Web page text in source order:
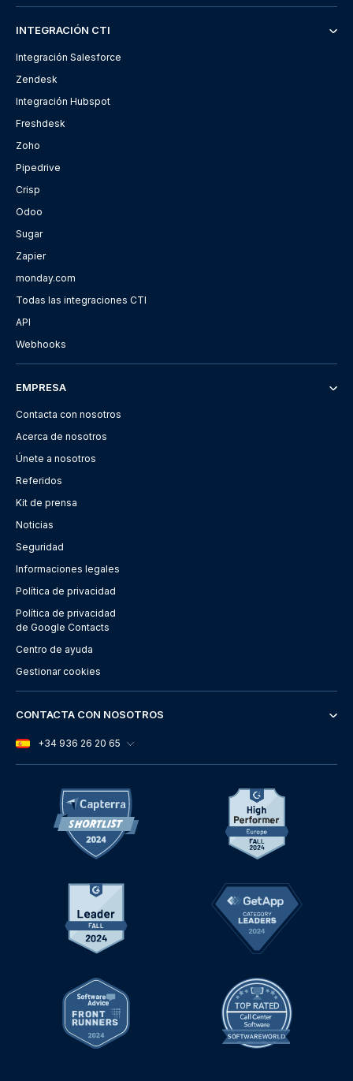
INTEGRACIÓN CTI
Integración Salesforce
Zendesk
Integración Hubspot
Freshdesk
Zoho
Pipedrive
Crisp
Odoo
Sugar
Zapier
monday.com
Todas las integraciones CTI
API
Webhooks
EMPRESA
Contacta con nosotros
Acerca de nosotros
Únete a nosotros
Referidos
Kit de prensa
Noticias
Seguridad
Informaciones legales
Política de privacidad
Política de privacidad
de Google Contacts
Centro de ayuda
Gestionar cookies
CONTACTA CON NOSOTROS
+34 936 26 20 65